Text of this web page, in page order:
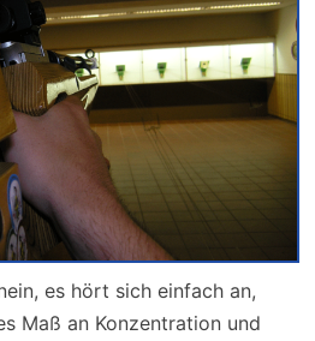
es hört sich einfach an,
Maß an Konzentration und